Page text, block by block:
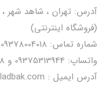
(فروشگاه اینترنتی)
شماره تماس: 09378004018
واتساپ: 09375313944 و 09378004018
آدرس ایمیل : info@miladbak.com